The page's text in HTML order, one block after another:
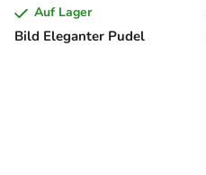
Bild Eleganter Pudel
Auf Lager